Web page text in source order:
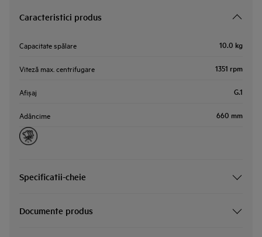
Caracteristici produs
Capacitate spălare 10.0 kg
Viteză max. centrifugare 1351 rpm
Afișaj G.1
Adâncime 660 mm
Specificatii-cheie
Documente produs